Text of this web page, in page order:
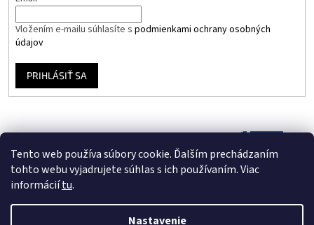
Tento web používa súbory cookie. Ďalším prechádzaním
tohto webu vyjadrujete súhlas s ich používaním. Viac
informáciítu.
Nastavenie
Vložením e-mailu súhlasíte s podmienkami ochrany osobných
údajov
PRIHLÁSIŤ SA